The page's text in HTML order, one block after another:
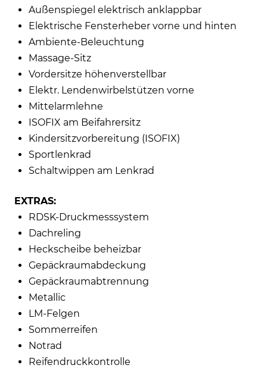
Außenspiegel elektrisch anklappbar
Elektrische Fensterheber vorne und hinten
Ambiente-Beleuchtung
Massage-Sitz
Vordersitze höhenverstellbar
Elektr. Lendenwirbelstützen vorne
Mittelarmlehne
ISOFIX am Beifahrersitz
Kindersitzvorbereitung (ISOFIX)
Sportlenkrad
Schaltwippen am Lenkrad
EXTRAS:
RDSK-Druckmesssystem
Dachreling
Heckscheibe beheizbar
Gepäckraumabdeckung
Gepäckraumabtrennung
Metallic
LM-Felgen
Sommerreifen
Notrad
Reifendruckkontrolle